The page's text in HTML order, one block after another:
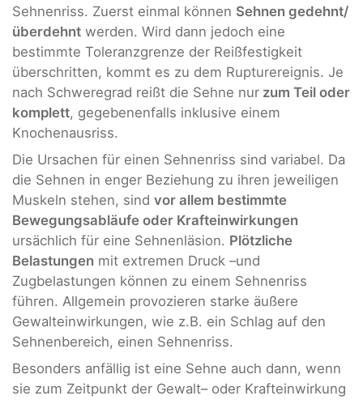
Sehnenriss. Zuerst einmal können Sehnen gedehnt/
überdehnt werden. Wird dann jedoch eine
bestimmte Toleranzgrenze der Reißfestigkeit
überschritten, kommt es zu dem Rupturereignis. Je
nach Schweregrad reißt die Sehne nur zum Teil oder
komplett, gegebenenfalls inklusive einem
Knochenausriss.
Die Ursachen für einen Sehnenriss sind variabel. Da
die Sehnen in enger Beziehung zu ihren jeweiligen
Muskeln stehen, sind vor allem bestimmte
Bewegungsabläufe oder Krafteinwirkungen
ursächlich für eine Sehnenläsion. Plötzliche
Belastungen mit extremen Druck –und
Zugbelastungen können zu einem Sehnenriss
führen. Allgemein provozieren starke äußere
Gewalteinwirkungen, wie z.B. ein Schlag auf den
Sehnenbereich, einen Sehnenriss.
Besonders anfällig ist eine Sehne auch dann, wenn
sie zum Zeitpunkt der Gewalt– oder Krafteinwirkung